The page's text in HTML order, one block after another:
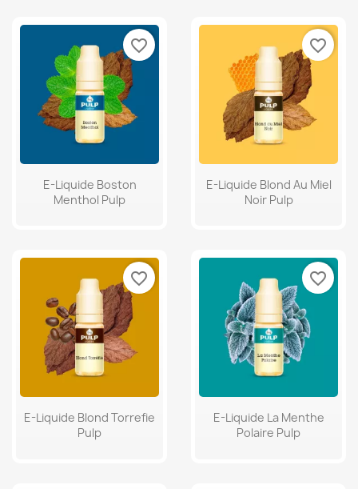
E-Liquide Boston
Menthol Pulp
favorite_border
E-Liquide Blond Au Miel
Noir Pulp
favorite_border
E-Liquide Blond Torrefie
Pulp
favorite_border
E-Liquide La Menthe
Polaire Pulp
favorite_border